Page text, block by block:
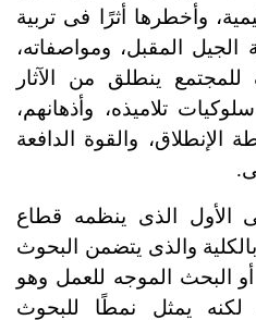
وأخطرها أثرًا فى تربية
الجيل المقبل، ومواصفاته،
ينطلق من الآثار
تلاميذه، وأذهانهم،
الإنطلاق، والقوة الدافعة
الذى ينظمه قطاع
والذى يتضمن البحوث
أو البحث الموجه للعمل وهو
يمثل نمطًا للبحوث